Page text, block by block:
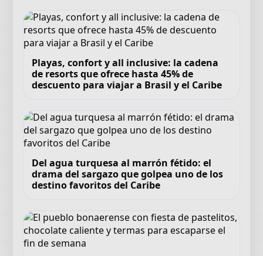
Playas, confort y all inclusive: la cadena
de resorts que ofrece hasta 45% de
descuento para viajar a Brasil y el Caribe
Del agua turquesa al marrón fétido: el
drama del sargazo que golpea uno de los
destino favoritos del Caribe